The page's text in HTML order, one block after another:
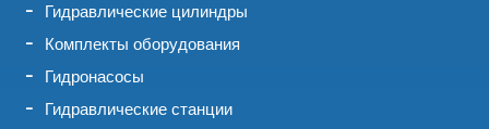
Гидравлические цилиндры
Комплекты оборудования
Гидронасосы
Гидравлические станции